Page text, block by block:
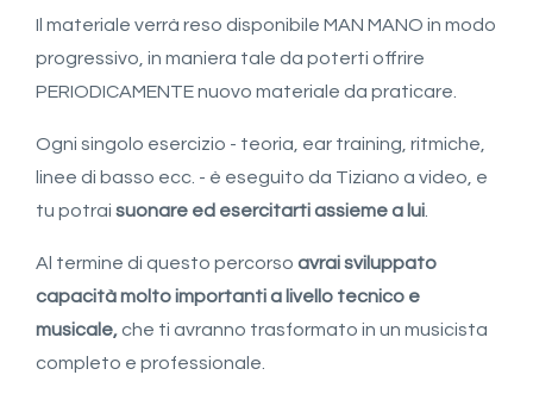
Il materiale verrà reso disponibile MAN MANO in modo
progressivo, in maniera tale da poterti offrire
PERIODICAMENTE nuovo materiale da praticare.
Ogni singolo esercizio - teoria, ear training, ritmiche,
linee di basso ecc. - è eseguito da Tiziano a video, e
tu potrai suonare ed esercitarti assieme a lui
Al termine di questo percorso avrai sviluppato
capacità molto importanti a livello tecnico e
musicale, che ti avranno trasformato in un musicista
completo e professionale.